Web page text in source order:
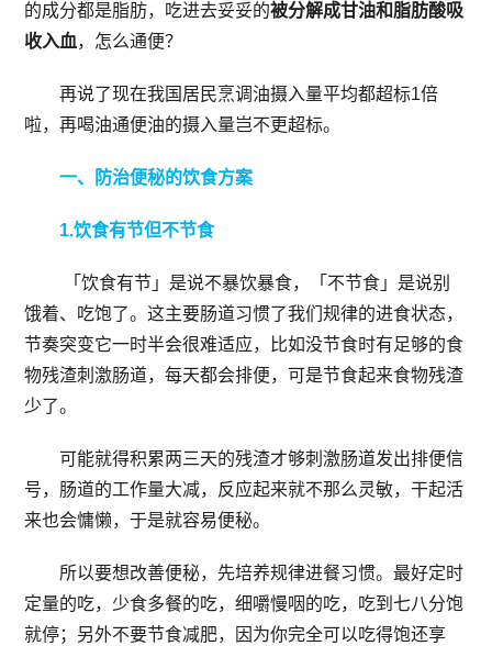
的成分都是脂肪，吃进去妥妥的被分解成甘油和脂肪酸吸
收入血，怎么通便？
再说了现在我国居民烹调油摄入量平均都超标1倍
啦，再喝油通便油的摄入量岂不更超标。
一、防治便秘的饮食方案
1.饮食有节但不节食
「饮食有节」是说不暴饮暴食，「不节食」是说别
饿着、吃饱了。这主要肠道习惯了我们规律的进食状态，
节奏突变它一时半会很难适应，比如没节食时有足够的食
物残渣刺激肠道，每天都会排便，可是节食起来食物残渣
少了。
可能就得积累两三天的残渣才够刺激肠道发出排便信
号，肠道的工作量大减，反应起来就不那么灵敏，干起活
来也会慵懒，于是就容易便秘。
所以要想改善便秘，先培养规律进餐习惯。最好定时
定量的吃，少食多餐的吃，细嚼慢咽的吃，吃到七八分饱
就停；另外不要节食减肥，因为你完全可以吃得饱还享